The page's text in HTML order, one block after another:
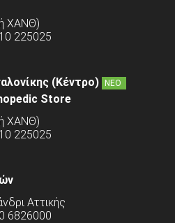
ΧΑΝΘ)
225025
(Κέντρο) ΝΕΟ
Store
ΧΑΝΘ)
225025
Αττικής
6826000